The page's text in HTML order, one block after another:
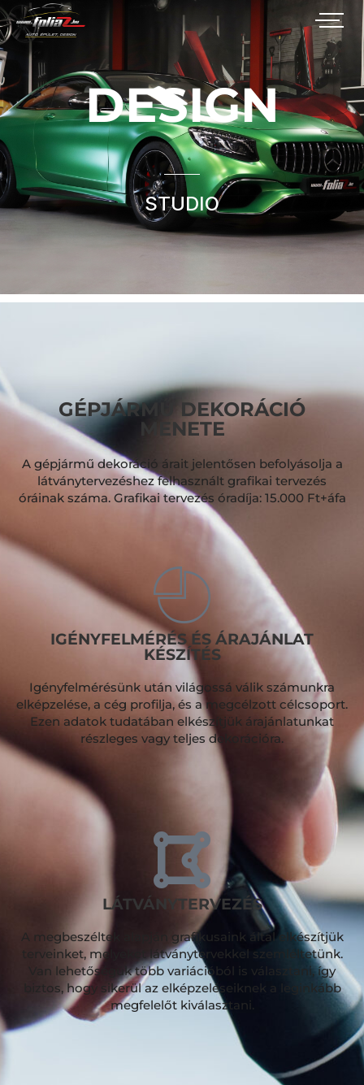
DESIGN
STUDIO
GÉPJÁRMŰ DEKORÁCIÓ
MENETE
A gépjármű dekoráció árait jelentősen befolyásolja a
látványtervezéshez felhasznált grafikai tervezés
óráinak száma. Grafikai tervezés óradíja: 15.000 Ft+áfa
IGÉNYFELMÉRÉS ÉS ÁRAJÁNLAT
KÉSZÍTÉS
Igényfelmérésünk után világossá válik számunkra
elképzelése, a cég profilja, és a megcélzott célcsoport.
Ezen adatok tudatában elkészítjük árajánlatunkat
részleges vagy teljes dekorációra.
LÁTVÁNYTERVEZÉS
A megbeszéltek alapján grafikusaink által elkészítjük
terveinket, melyeket látványtervekkel szemléltetünk.
Van lehetőségük több variációból is választani, így
biztos, hogy sikerül az elképzeléseiknek a leginkább
megfelelőt kiválasztani.